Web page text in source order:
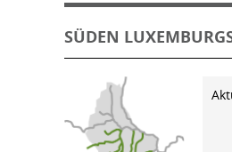
SÜDEN